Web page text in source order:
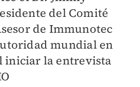
del Comité
de Immunotec
mundial en
iniciar la entrevista